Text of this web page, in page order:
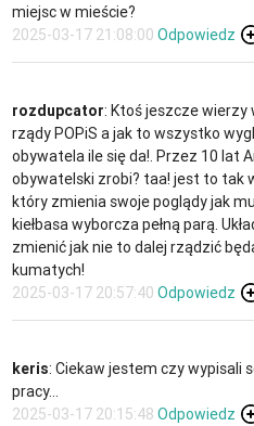
miejsc w mieście?
2025-03-17 21:08:00 Odpowiedz
rozdupcator: Ktoś jeszcze wierzy
rządy POPiS a jak to wszystko
obywatela ile się da!. Przez 10 lat
obywatelski zrobi? taa! jest to tak
który zmienia swoje poglądy jak
kiełbasa wyborcza pełną parą.
zmienić jak nie to dalej rządzić
kumatych!
2025-03-17 20:57:40 Odpowiedz
keris: Ciekaw jestem czy wypisali
pracy...
2025-03-17 20:15:48 Odpowiedz